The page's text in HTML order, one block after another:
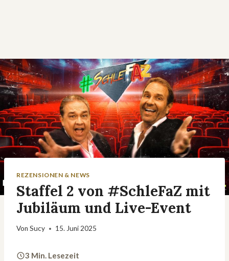
REZENSIONEN & NEWS
Staffel 2 von #SchleFaZ mit
Jubiläum und Live-Event
Von Sucy 15. Juni 2025
3 Min. Lesezeit